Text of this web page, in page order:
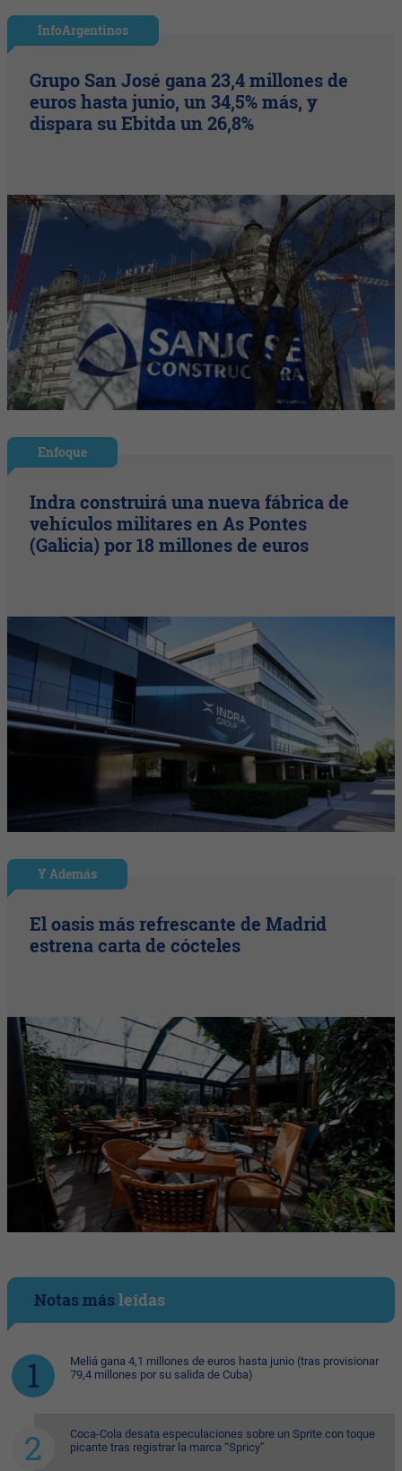
InfoArgentinos
Grupo San José gana 23,4 millones de
euros hasta junio, un 34,5% más, y
dispara su Ebitda un 26,8%
Enfoque
Indra construirá una nueva fábrica de
vehículos militares en As Pontes
(Galicia) por 18 millones de euros
Y Además
El oasis más refrescante de Madrid
estrena carta de cócteles
Notas másleídas
Meliá gana 4,1 millones de euros hasta junio (tras provisionar
79,4 millones por su salida de Cuba)
Coca-Cola desata especulaciones sobre un Sprite con toque
picante tras registrar la marca “Spricy”